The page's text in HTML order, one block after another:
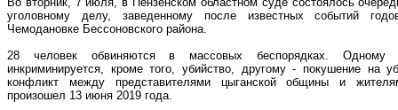
уголовному делу, заведенному после известных событий
Чемодановке Бессоновского района.
28 человек обвиняются в массовых беспорядках. Одному
инкриминируется, кроме того, убийство, другому - покушение на
конфликт между представителями цыганской общины и
произошел 13 июня 2019 года.